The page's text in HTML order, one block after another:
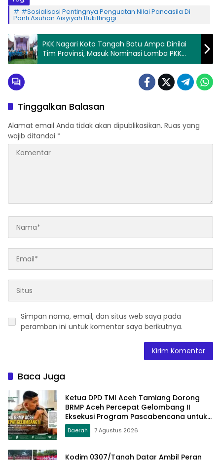
#Sosialisasi Pentingnya Penguatan Nilai Pancasila Di
Panti Asuhan Aisyiyah Bukittinggi
PKK Nagari Koto Tangah Batu Ampa Dinilai
Tim Provinsi, Masuk Nominasi Lomba PKK
Tingkat Sumbar 2025
Tinggalkan Balasan
Alamat email Anda tidak akan dipublikasikan. Ruas yang
wajib ditandai *
Simpan nama, email, dan situs web saya pada
peramban ini untuk komentar saya berikutnya.
Baca Juga
Ketua DPD TMI Aceh Tamiang Dorong
BRMP Aceh Percepat Gelombang II
Eksekusi Program Pascabencana untuk
Petani
Daerah 7 Agustus 2026
Kodim 0307/Tanah Datar Ambil Peran